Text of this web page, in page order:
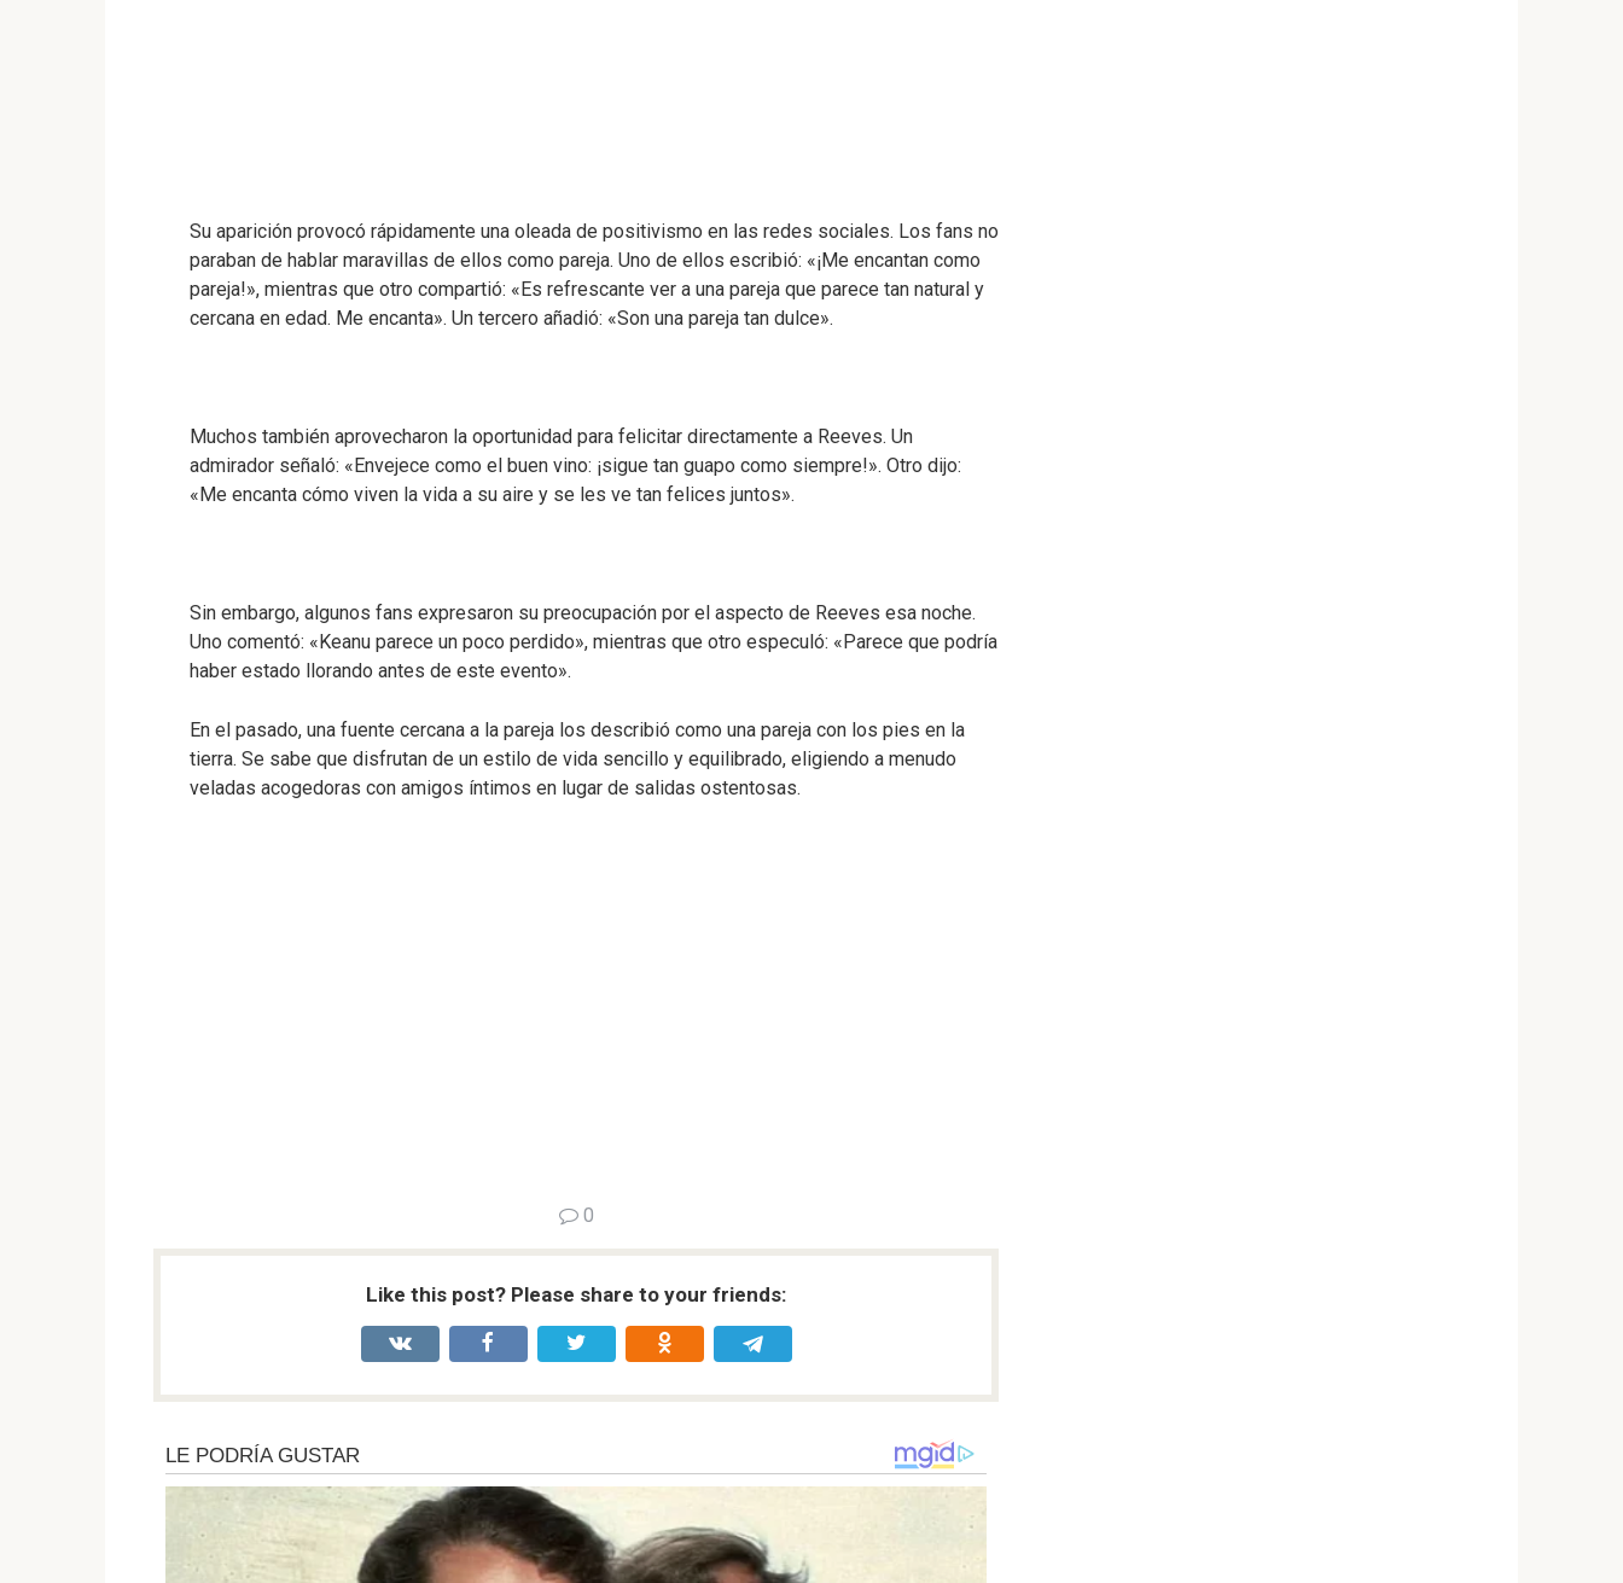
Su aparición provocó rápidamente una oleada de positivismo en las redes sociales. Los fans no
paraban de hablar maravillas de ellos como pareja. Uno de ellos escribió: «¡Me encantan como
pareja!», mientras que otro compartió: «Es refrescante ver a una pareja que parece tan natural y
cercana en edad. Me encanta». Un tercero añadió: «Son una pareja tan dulce».
Muchos también aprovecharon la oportunidad para felicitar directamente a Reeves. Un
admirador señaló: «Envejece como el buen vino: ¡sigue tan guapo como siempre!». Otro dijo:
«Me encanta cómo viven la vida a su aire y se les ve tan felices juntos».
Sin embargo, algunos fans expresaron su preocupación por el aspecto de Reeves esa noche.
Uno comentó: «Keanu parece un poco perdido», mientras que otro especuló: «Parece que podría
haber estado llorando antes de este evento».
En el pasado, una fuente cercana a la pareja los describió como una pareja con los pies en la
tierra. Se sabe que disfrutan de un estilo de vida sencillo y equilibrado, eligiendo a menudo
veladas acogedoras con amigos íntimos en lugar de salidas ostentosas.
0
Like this post? Please share to your friends: